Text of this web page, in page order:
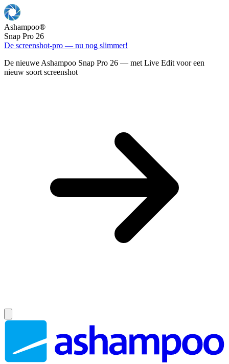
Ashampoo®
Snap Pro 26
De screenshot-pro — nu nog slimmer!
De nieuwe Ashampoo Snap Pro 26 — met Live Edit voor een
nieuw soort screenshot